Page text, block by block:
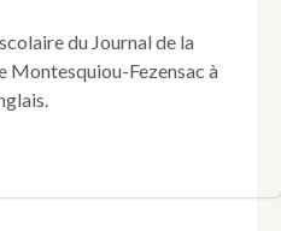
du Journal de la
Montesquiou-Fezensac à